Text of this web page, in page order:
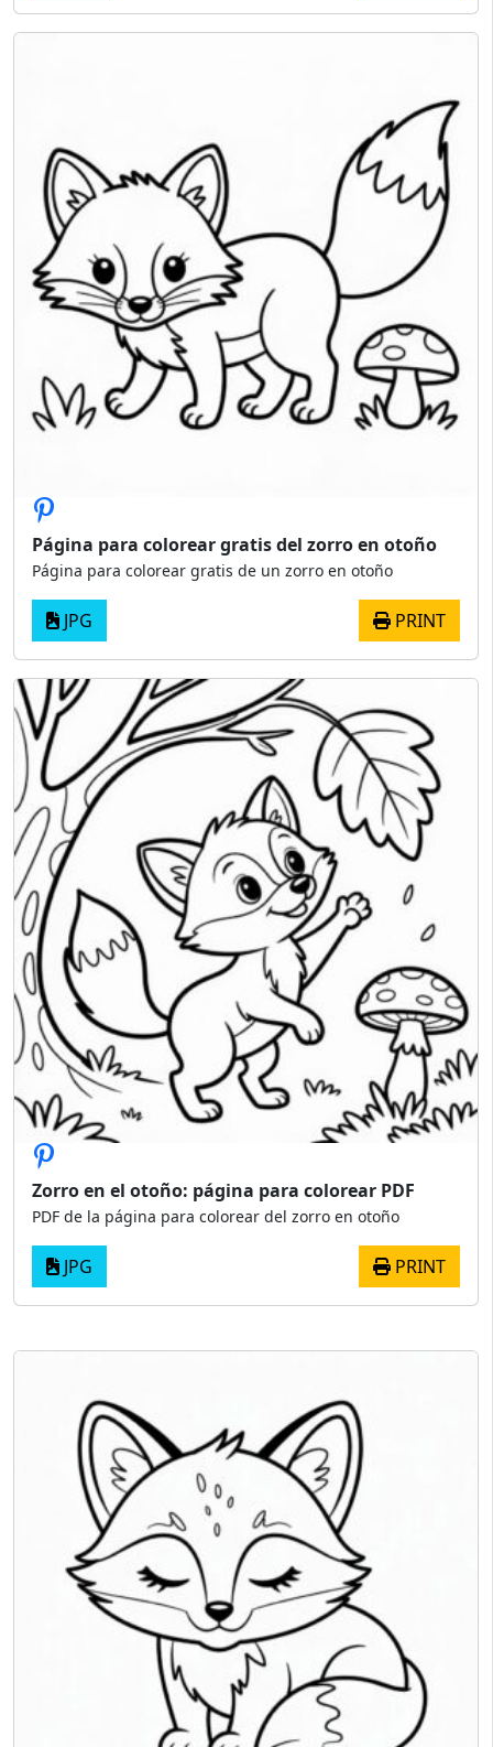
Página para colorear gratis del zorro en otoño
Página para colorear gratis de un zorro en otoño
JPG PRINT
Zorro en el otoño: página para colorear PDF
PDF de la página para colorear del zorro en otoño
JPG PRINT